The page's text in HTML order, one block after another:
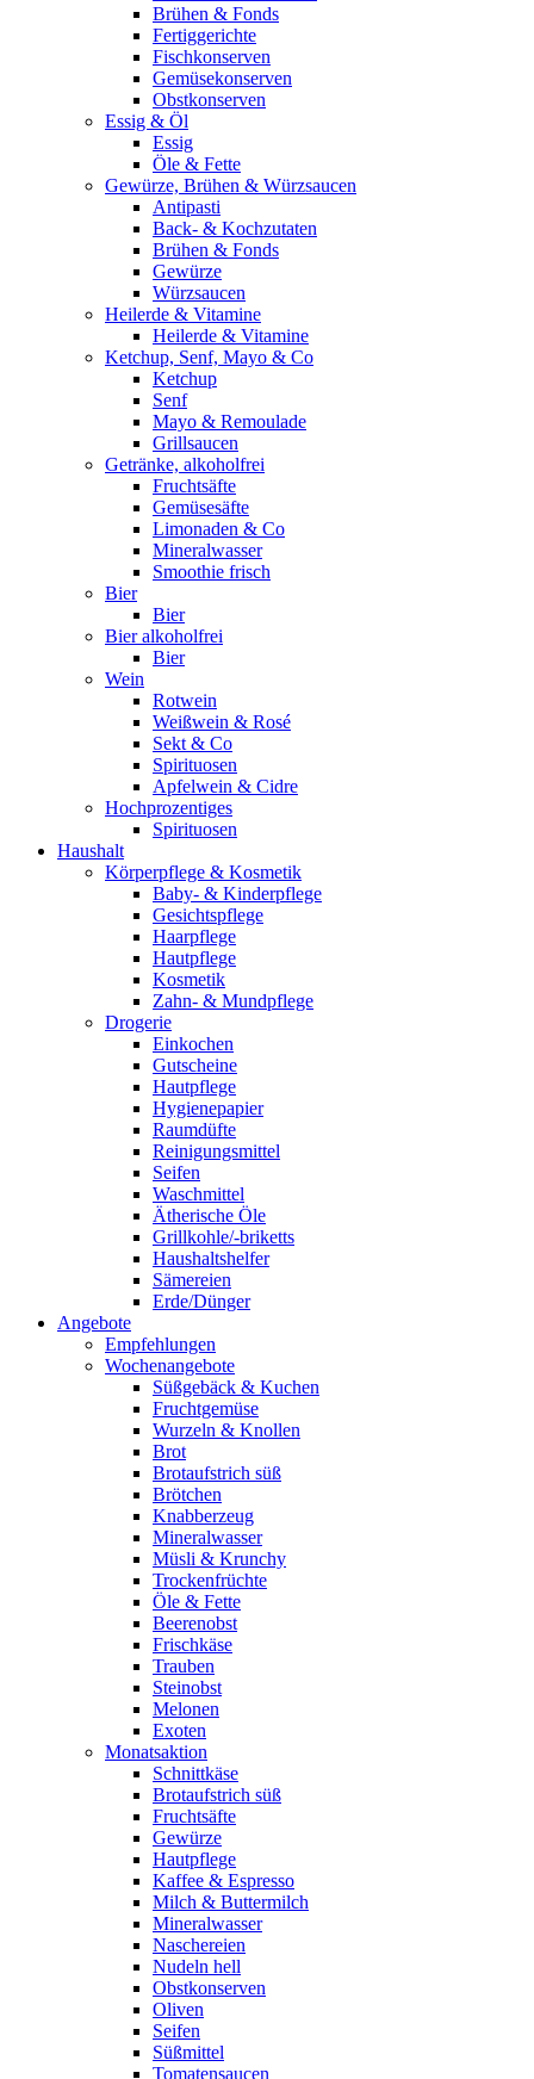
Brühen & Fonds
Fertiggerichte
Fischkonserven
Gemüsekonserven
Obstkonserven
Essig & Öl
Essig
Öle & Fette
Gewürze, Brühen & Würzsaucen
Antipasti
Back- & Kochzutaten
Brühen & Fonds
Gewürze
Würzsaucen
Heilerde & Vitamine
Heilerde & Vitamine
Ketchup, Senf, Mayo & Co
Ketchup
Senf
Mayo & Remoulade
Grillsaucen
Getränke, alkoholfrei
Fruchtsäfte
Gemüsesäfte
Limonaden & Co
Mineralwasser
Smoothie frisch
Bier
Bier
Bier alkoholfrei
Bier
Wein
Rotwein
Weißwein & Rosé
Sekt & Co
Spirituosen
Apfelwein & Cidre
Hochprozentiges
Spirituosen
Haushalt
Körperpflege & Kosmetik
Baby- & Kinderpflege
Gesichtspflege
Haarpflege
Hautpflege
Kosmetik
Zahn- & Mundpflege
Drogerie
Einkochen
Gutscheine
Hautpflege
Hygienepapier
Raumdüfte
Reinigungsmittel
Seifen
Waschmittel
Ätherische Öle
Grillkohle/-briketts
Haushaltshelfer
Sämereien
Erde/Dünger
Angebote
Empfehlungen
Wochenangebote
Süßgebäck & Kuchen
Fruchtgemüse
Wurzeln & Knollen
Brot
Brotaufstrich süß
Brötchen
Knabberzeug
Mineralwasser
Müsli & Krunchy
Trockenfrüchte
Öle & Fette
Beerenobst
Frischkäse
Trauben
Steinobst
Melonen
Exoten
Monatsaktion
Schnittkäse
Brotaufstrich süß
Fruchtsäfte
Gewürze
Hautpflege
Kaffee & Espresso
Milch & Buttermilch
Mineralwasser
Naschereien
Nudeln hell
Obstkonserven
Oliven
Seifen
Süßmittel
Tomatensaucen